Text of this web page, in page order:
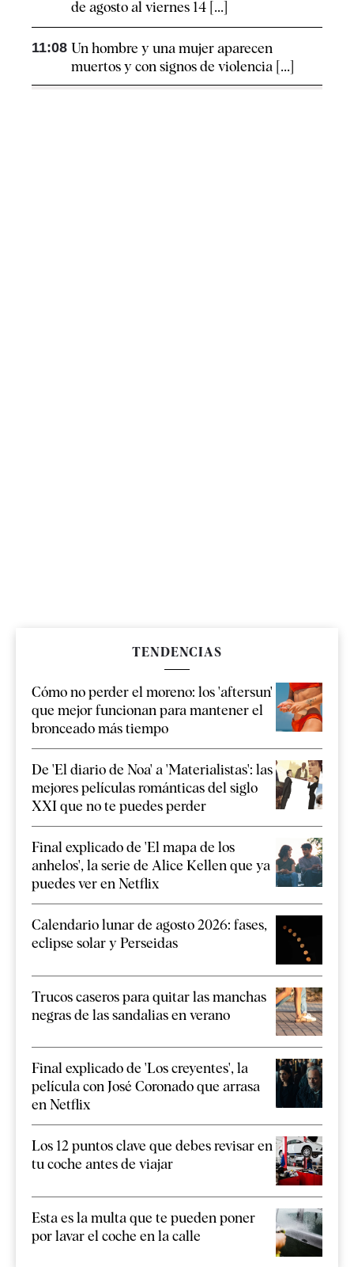
de agosto al viernes 14 [...]
11:08 Un hombre y una mujer aparecen
muertos y con signos de violencia [...]
TENDENCIAS
Cómo no perder el moreno: los 'aftersun'
que mejor funcionan para mantener el
bronceado más tiempo
De 'El diario de Noa' a 'Materialistas': las
mejores películas románticas del siglo
XXI que no te puedes perder
Final explicado de 'El mapa de los
anhelos', la serie de Alice Kellen que ya
puedes ver en Netflix
Calendario lunar de agosto 2026: fases,
eclipse solar y Perseidas
Trucos caseros para quitar las manchas
negras de las sandalias en verano
Final explicado de 'Los creyentes', la
película con José Coronado que arrasa
en Netflix
Los 12 puntos clave que debes revisar en
tu coche antes de viajar
Esta es la multa que te pueden poner
por lavar el coche en la calle